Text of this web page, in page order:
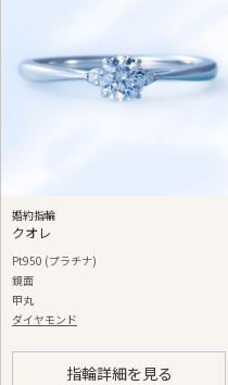
婚約指輪
クオレ
Pt950 (プラチナ)
鏡面
甲丸
ダイヤモンド
指輪詳細を見る